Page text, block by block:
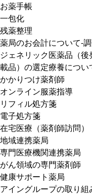
お薬手帳
一包化
残薬整理
薬局のお会計について-
ジェネリック医薬品（
載品）の選定療養につい
かかりつけ薬剤師
オンライン服薬指導
リフィル処方箋
電子処方箋
在宅医療（薬剤師訪問）
地域連携薬局
専門医療機関連携薬局
がん領域の専門薬剤師
健康サポート薬局
アイングループの取り組